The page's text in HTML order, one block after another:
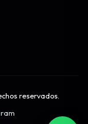
reservados.